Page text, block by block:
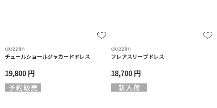
dazzlin
チュールショールジャカードドレス
19,800 円
dazzlin
フレアスリーブドレス
18,700 円